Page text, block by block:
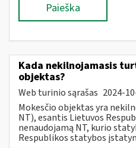
Paieška
Kada nekilnojamasis
objektas?
Web turinio sąrašas 2024-
Mokesčio objektas yra
NT), esantis Lietuvos
nenaudojamą NT, kurio
Respublikos statybos